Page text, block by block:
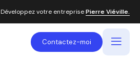
Développez votre entreprisePierre Viéville.
Contactez-moi